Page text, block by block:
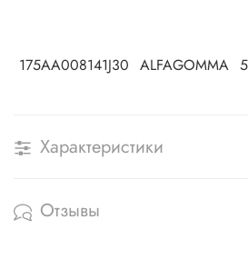
175AA008141J30 ALFAGOMMA
Характеристики
Отзывы